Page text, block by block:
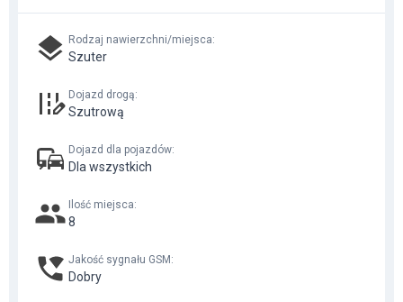
Rodzaj nawierzchni/miejsca:
Szuter
Dojazd drogą:
Szutrową
Dojazd dla pojazdów:
Dla wszystkich
Ilość miejsca:
8
Jakość sygnału GSM :
Dobry